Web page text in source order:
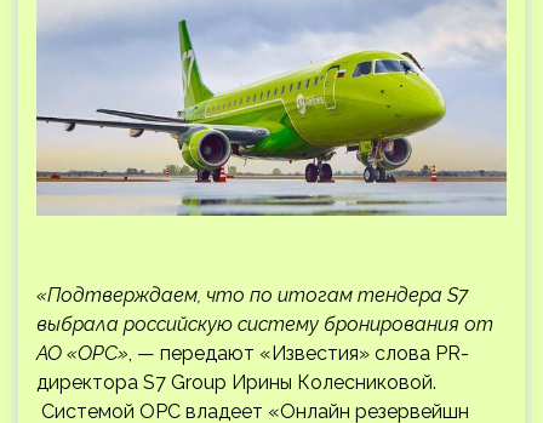
«Подтверждаем, что по итогам тендера S7
выбрала российскую систему бронирования от
АО «ОРС» , — передают «Известия» слова PR-
директора S7 Group Ирины Колесниковой.
Системой ОРС владеет «Онлайн резервейшн